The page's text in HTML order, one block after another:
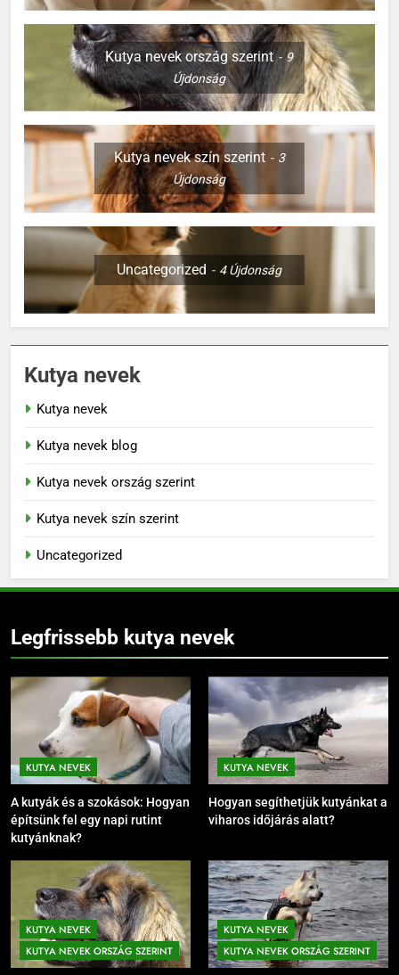
Kutya nevek ország szerint
9
Újdonság
Kutya nevek szín szerint
3
Újdonság
Uncategorized 4Újdonság
Kutya nevek
Kutya nevek
Kutya nevek blog
Kutya nevek ország szerint
Kutya nevek szín szerint
Uncategorized
Legfrissebb kutya nevek
KUTYA NEVEK
A kutyák és a szokások: Hogyan
építsünk fel egy napi rutint
kutyánknak?
KUTYA NEVEK
Hogyan segíthetjük kutyánkat a
viharos időjárás alatt?
KUTYA NEVEK
KUTYA NEVEK ORSZÁG SZERINT
KUTYA NEVEK
KUTYA NEVEK ORSZÁG SZERINT